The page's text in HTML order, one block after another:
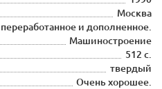
Москва
и дополненное.
Машиностроение
512 с.
твердый
Очень хорошее.